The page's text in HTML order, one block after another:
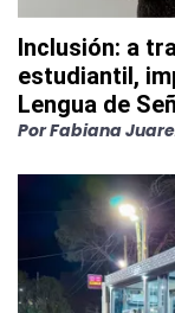
Inclusión: a
estudiantil,
Lengua de
PorFabiana